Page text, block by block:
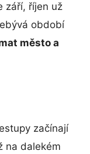
září, říjen už
období
město a
začínají
na dalekém